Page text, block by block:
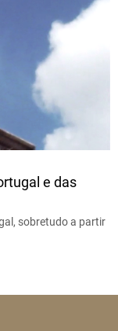
e das
sobretudo a partir